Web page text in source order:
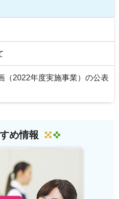
（2022年度実施事業）の公表
め情報